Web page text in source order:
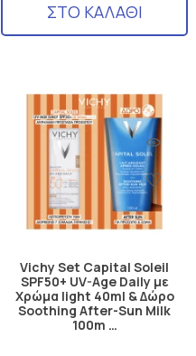
ΣΤΟ ΚΑΛΑΘΙ
Vichy Set Capital Soleil
SPF50+ UV-Age Daily με
Χρώμα light 40ml & Δώρο
Soothing After-Sun Milk
100m …